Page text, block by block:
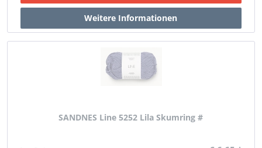
SANDNES Line 5252 Lila Skumring #